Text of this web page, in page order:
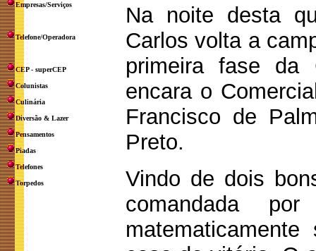
Empresas/Serviços
Telefone/Operadora
CEP - superCEP
Colunistas
Culinária
Diversão & Lazer
Pensamentos
Piadas
Telefones
Torpedos
Na noite desta
Carlos volta a
primeira fase da
encara o
Francisco de
Preto.
Vindo de dois
comandada